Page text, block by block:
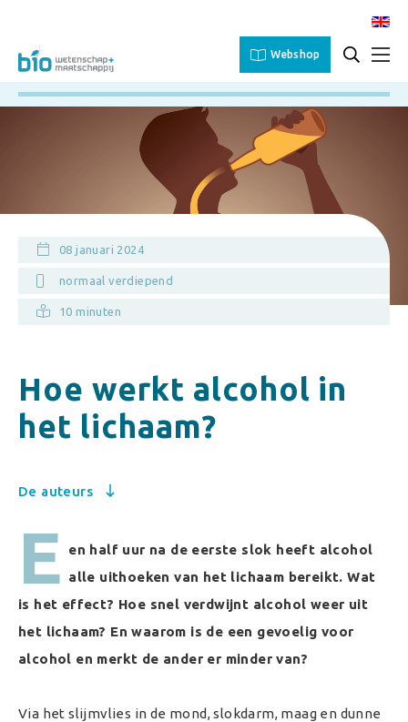
Webshop
08 januari 2024
normaal verdiepend
10 minuten
Hoe werkt alcohol in
het lichaam?
De auteurs
E en half uur na de eerste slok heeft alcohol
alle uithoeken van het lichaam bereikt.Wat
is het effect? Hoe snel verdwijnt alcohol weer uit
het lichaam? Enwaarom is de een gevoelig voor
alcohol en merkt de ander er minder van?
Via het slijmvlies in de mond, slokdarm, maag en dunne